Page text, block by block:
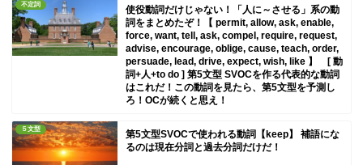
不定詞
使役動詞だけじゃない！「人に～させる」系の動
詞をまとめたぞ！【 permit, allow, ask, enable,
force, want, tell, ask, compel, require, request,
advise, encourage, oblige, cause, teach, order,
persuade, lead, drive, expect, wish, like 】 [ 動
詞+人+to do ] 第5文型 SVOCを作る代表的な動詞
はこれだ！この動詞を見たら、第5文型を予測し
ろ！OCが続くと思え！
５文型
第5文型SVOCで使われる動詞【keep】 補語にな
るのは現在分詞と過去分詞だけだ！